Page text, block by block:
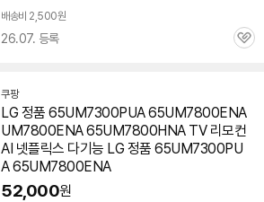
배송비 2,500원
26.07. 등록
관
쿠팡
LG 정품 65UM7300PUA 65UM7800ENA
UM7800ENA65UM7800HNATV 리모컨
AI 넷플릭스 다기능 LG 정품 65UM7300PU
A 65UM7800ENA
52,000원